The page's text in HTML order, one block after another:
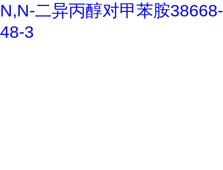
N,N-二异丙醇对甲苯胺38668-
48-3